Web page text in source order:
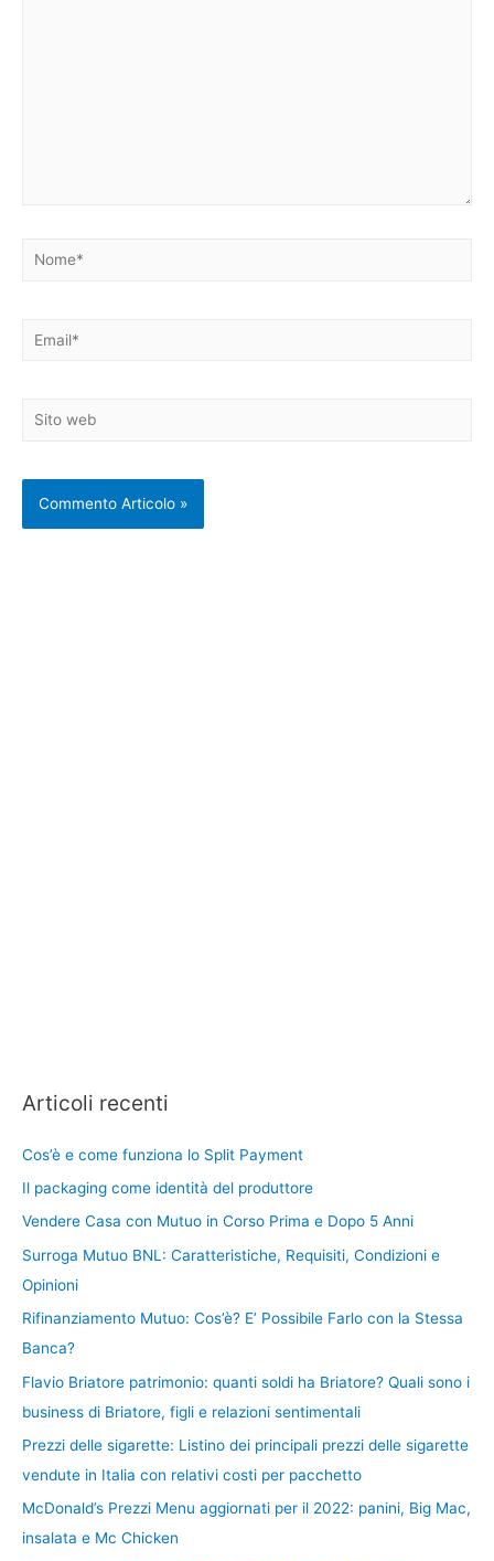
Nome*
Email*
Sito
Articoli recenti
Cos’è e come funziona lo Split Payment
Il packaging come identità del produttore
Vendere Casa con Mutuo in Corso Prima e Dopo 5 Anni
Surroga Mutuo BNL: Caratteristiche, Requisiti, Condizioni e
Opinioni
Rifinanziamento Mutuo: Cos’è? E’ Possibile Farlo con la Stessa
Banca?
Flavio Briatore patrimonio: quanti soldi ha Briatore? Quali sono i
business di Briatore, figli e relazioni sentimentali
Prezzi delle sigarette: Listino dei principali prezzi delle sigarette
vendute in Italia con relativi costi per pacchetto
McDonald’s Prezzi Menu aggiornati per il 2022: panini, Big Mac,
insalata e Mc Chicken